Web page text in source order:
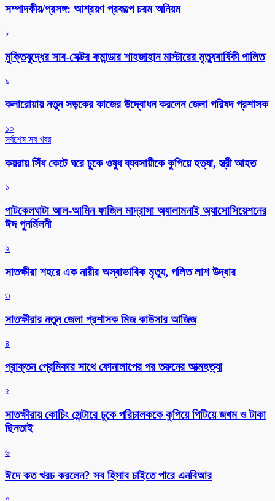
সম্পাদকীয়/প্রসঙ্গ: আশ্রয়ণ প্রকল্পে চরম অনিয়ম
৮
মুক্তিযুদ্ধের সাব-সেক্টর কমান্ডার শাহজাহান মাস্টারের মৃত্যুবার্ষিকী পালিত
৯
কলারোয়ায় নতুন সড়কের কাজের উদ্বোধন করলেন জেলা পরিষদ প্রশাসক
১০
সর্বশেষ সব খবর
কয়রায় সিঁধ কেটে ঘরে ঢুকে ওষুধ ব্যবসায়ীকে কুপিয়ে হত্যা, স্ত্রী আহত
১
পাটকেলঘাটা আল-আমিন ফাজিল মাদ্রাসা অ্যালামনাই অ্যাসোসিয়েশনের
ঈদ পুনর্মিলনী
২
সাতক্ষীরা শহরে এক নারীর অস্বাভাবিক মৃত্যু, গলিত লাশ উদ্ধার
৩
সাতক্ষীরার নতুন জেলা প্রশাসক মিজ কাউসার আজিজ
৪
প্রাক্তন প্রেমিকার সাথে ফোনালাপের পর তরুনের আত্মহত্যা
৫
সাতক্ষীরায় কোচিং সেন্টারে ঢুকে পরিচালককে কুপিয়ে পিটিয়ে জখম ও টাকা
ছিনতাই
৬
ঈদে কত খরচ করলেন? সব হিসাব চাইতে পারে এনবিআর